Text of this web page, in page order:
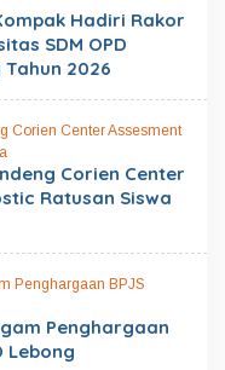
Hadiri Rakor
SDM OPD
2026
Corien Center Assesment
Corien Center
Ratusan Siswa
Penghargaan BPJS
Penghargaan
Lebong